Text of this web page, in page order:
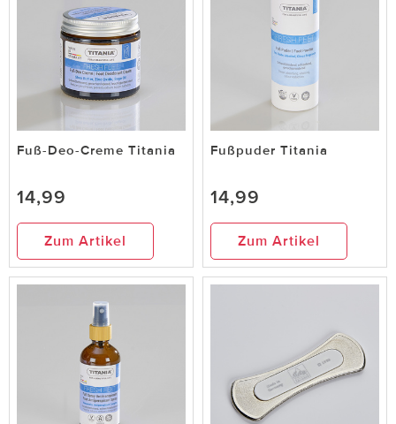
Fuß-Deo-Creme Titania
14,99
Zum Artikel
Fußpuder Titania
14,99
Zum Artikel